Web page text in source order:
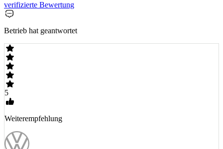
verifizierte Bewertung
Betrieb hat geantwortet
5
Weiterempfehlung